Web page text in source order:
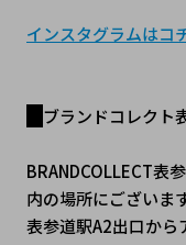
インスタグラムはコ
ブランドコレクト
BRANDCOLLECT表
内の場所にございます
表参道駅A2出口から